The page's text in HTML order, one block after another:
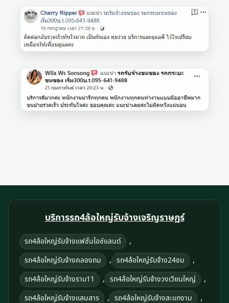
บริการรถ4ล้อใหญ่รับจ้างเจริญราษฏร์
รถ4ล้อใหญ่รับจ้างแฟชั่นไอซ์แลนด์ ,
รถ4ล้อใหญ่รับจ้างคลองถม , รถ4ล้อใหญ่รับจ้าง24ชม ,
รถ4ล้อใหญ่รับจ้างราบ11 , รถ4ล้อใหญ่รับจ้างวงเวียนใหญ่ ,
รถ4ล้อใหญ่รับจ้างแสมสาร , รถ4ล้อใหญ่รับจ้างสะแกงาม ,